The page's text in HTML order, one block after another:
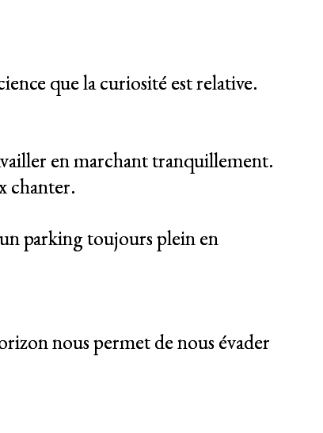
que la curiosité est relative.
en marchant tranquillement.
chanter.
parking toujours plein en
nous permet de nous évader